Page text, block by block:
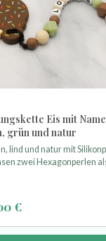
Eis mit
grün und natur
lind und natur mit
zwei Hexagonperlen
und einer Eistüte aus
€